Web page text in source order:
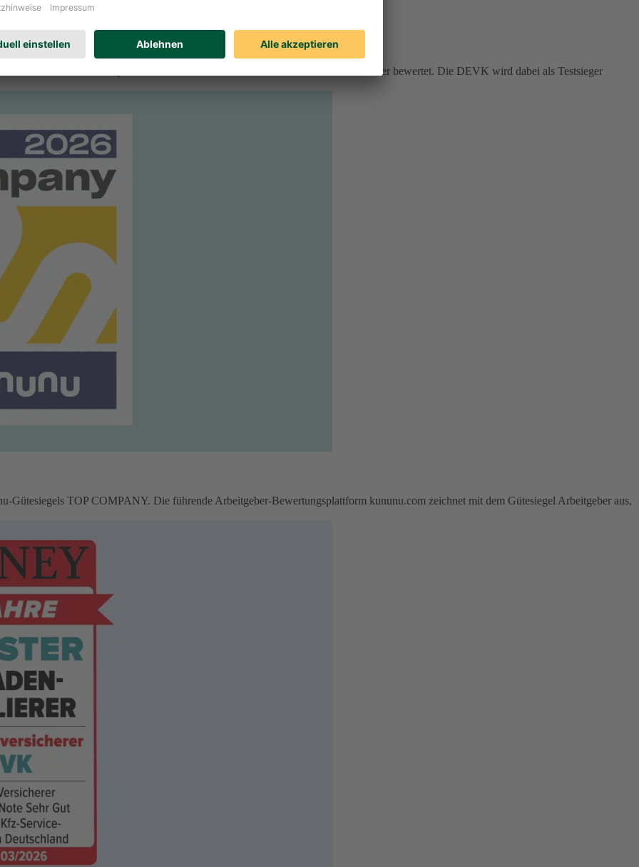
Zeitschrift Focus-Money die Verbraucherfreundlichkeit deutscher Serviceversicherer bewertet. Die DEVK wird dabei als Testsieger
Gütesiegels TOP COMPANY. Die führende Arbeitgeber-Bewertungsplattform kununu.com zeichnet mit dem Gütesiegel Arbeitgeber aus,